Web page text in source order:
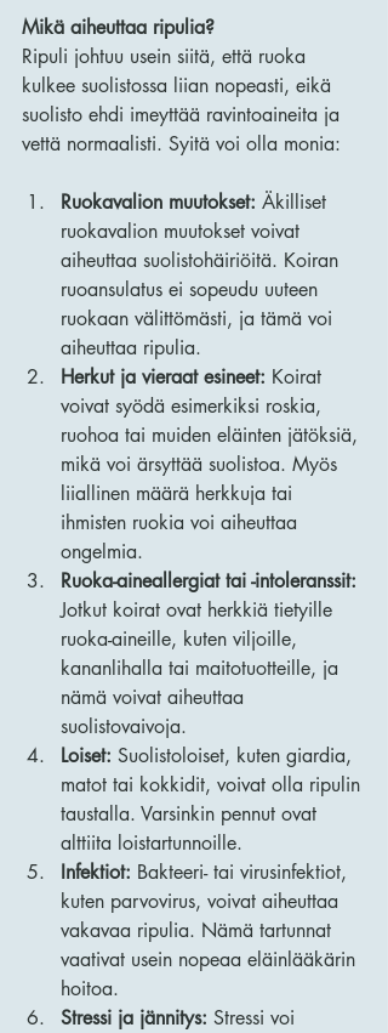
Mikä aiheuttaa ripulia?
Ripuli johtuu usein siitä, että ruoka
kulkee suolistossa liian nopeasti, eikä
suolisto ehdi imeyttää ravintoaineita ja
vettä normaalisti. Syitä voi olla monia:
Ruokavalion muutokset: Äkilliset
ruokavalion muutokset voivat
aiheuttaa suolistohäiriöitä. Koiran
ruoansulatus ei sopeudu uuteen
ruokaan välittömästi, ja tämä voi
aiheuttaa ripulia.
Herkut ja vieraat esineet: Koirat
voivat syödä esimerkiksi roskia,
ruohoa tai muiden eläinten jätöksiä,
mikä voi ärsyttää suolistoa. Myös
liiallinen määrä herkkuja tai
ihmisten ruokia voi aiheuttaa
ongelmia.
Ruoka-aineallergiat tai -intoleranssit:
Jotkut koirat ovat herkkiä tietyille
ruoka-aineille, kuten viljoille,
kananlihalla tai maitotuotteille, ja
nämä voivat aiheuttaa
suolistovaivoja.
Loiset: Suolistoloiset, kuten giardia,
matot tai kokkidit, voivat olla ripulin
taustalla. Varsinkin pennut ovat
alttiita loistartunnoille.
Infektiot: Bakteeri- tai virusinfektiot,
kuten parvovirus, voivat aiheuttaa
vakavaa ripulia. Nämä tartunnat
vaativat usein nopeaa eläinlääkärin
hoitoa.
Stressi ja jännitys: Stressi voi